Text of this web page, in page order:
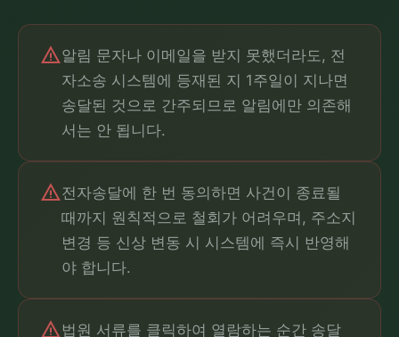
warning알림 문자나 이메일을 받지 못했더라도, 전
자소송 시스템에 등재된 지 1주일이 지나면
송달된 것으로 간주되므로 알림에만 의존해
서는 안 됩니다.
warning전자송달에 한 번 동의하면 사건이 종료될
때까지 원칙적으로 철회가 어려우며, 주소지
변경 등 신상 변동 시 시스템에 즉시 반영해
야 합니다.
warning법원 서류를 클릭하여 열람하는 순간 송달